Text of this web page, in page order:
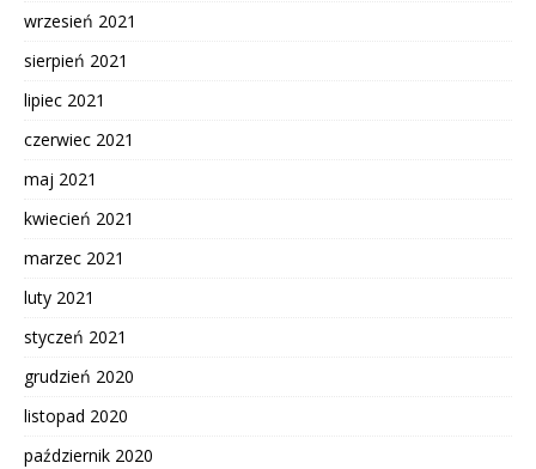
wrzesień 2021
sierpień 2021
lipiec 2021
czerwiec 2021
maj 2021
kwiecień 2021
marzec 2021
luty 2021
styczeń 2021
grudzień 2020
listopad 2020
październik 2020